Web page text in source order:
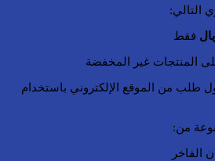
التالي:
فقط
المنتجات غير المخفضة
طلب من الموقع الإلكتروني باستخدام
من:
الفاخر